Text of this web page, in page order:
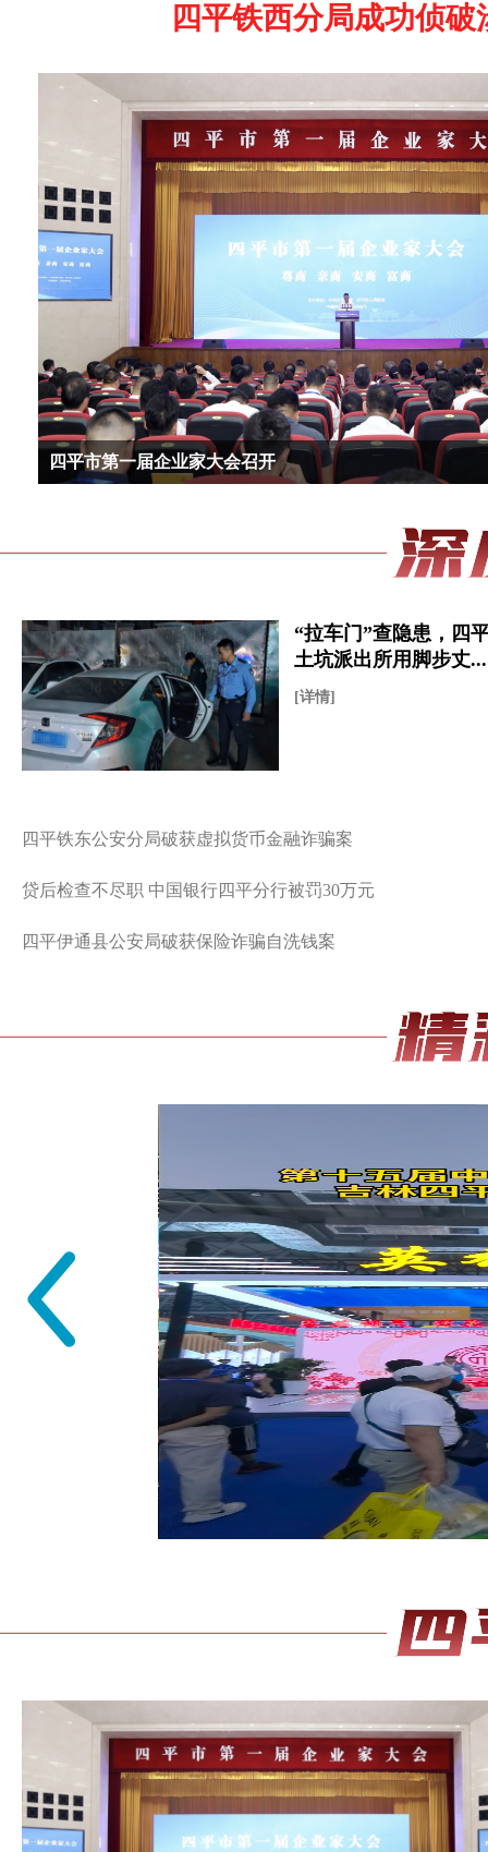
四平铁西分局成功侦
迎接新雪季 四平16项冰雪系列活动花样
“拉车门”查隐患，四
土坑派出所用脚步丈...
[详情]
四平铁东公安分局破获虚拟货币金融诈骗案
贷后检查不尽职 中国银行四平分行被罚30万元
四平伊通县公安局破获保险诈骗自洗钱案